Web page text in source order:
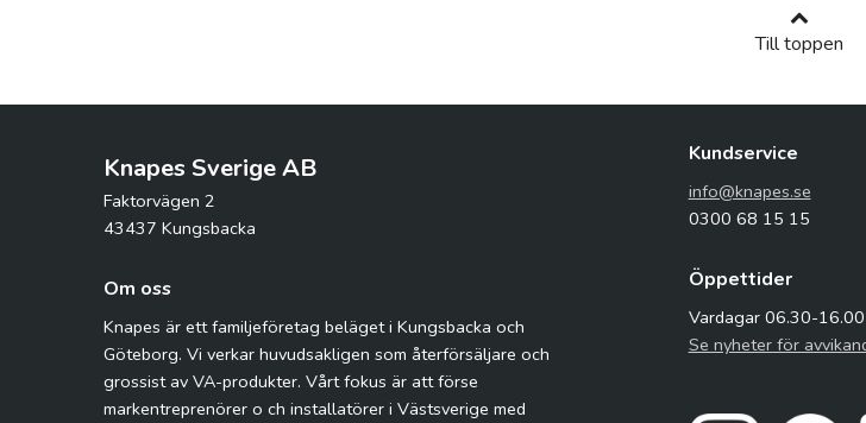
Till toppen
Knapes Sverige AB
Faktorvägen 2
43437 Kungsbacka
Om oss
Knapes är ett familjeföretag beläget i Kungsbacka och
Göteborg. Vi verkar huvudsakligen som återförsäljare och
grossist av VA-produkter. Vårt fokus är att förse
markentreprenörer o ch installatörer i Västsverige med
Kundservice
info@knapes.se
0300 68 15 15
Öppettider
Vardagar 06.30-16.00
Se nyheter för